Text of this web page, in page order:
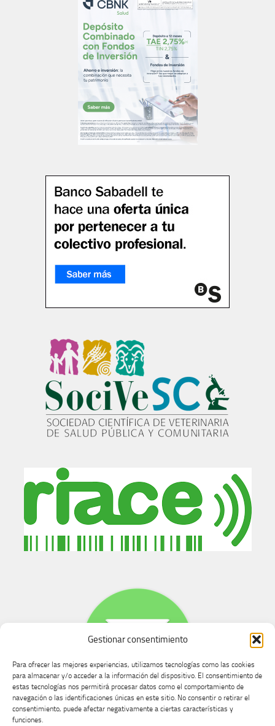
Gestionar consentimiento
Para ofrecer las mejores experiencias, utilizamos tecnologías como las cookies
para almacenar y/o acceder a la información del dispositivo. El consentimiento de
estas tecnologías nos permitirá procesar datos como el comportamiento de
navegación o las identificaciones únicas en este sitio. No consentir o retirar el
consentimiento, puede afectar negativamente a ciertas características y
funciones.
Buzón de dudas, quejas y sugerencias